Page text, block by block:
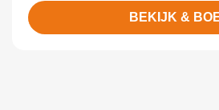
BEKIJK &